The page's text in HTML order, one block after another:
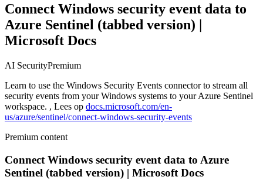
Connect Windows security event data to
Azure Sentinel (tabbed version) |
Microsoft Docs
AI SecurityPremium
Learn to use the Windows Security Events connector to stream all
security events from your Windows systems to your Azure Sentinel
workspace. , Lees op docs.microsoft.com/en-
us/azure/sentinel/connect-windows-security-events
Premium content
Connect Windows security event data to Azure
Sentinel (tabbed version) | Microsoft Docs